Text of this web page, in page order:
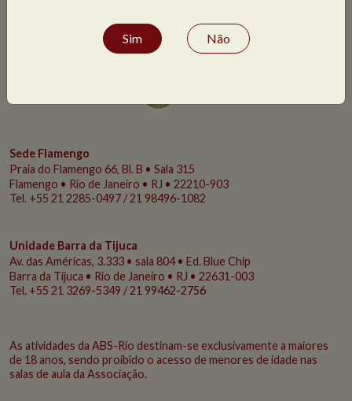
Sede Flamengo
Praia do Flamengo 66, Bl. B • Sala 315
Flamengo • Rio de Janeiro • RJ • 22210-903
Tel. +55 21 2285-0497 / 21 98496-1082
Unidade Barra da Tijuca
Av. das Américas, 3.333 • sala 804 • Ed. Blue Chip
Barra da Tijuca • Rio de Janeiro • RJ • 22631-003
Tel. +55 21 3269-5349 /21 99462-2756
As atividades da ABS-Rio destinam-se exclusivamente a maiores
de 18 anos, sendo proibido o acesso de menores de idade nas
salas de aula da Associação.
Sim Não